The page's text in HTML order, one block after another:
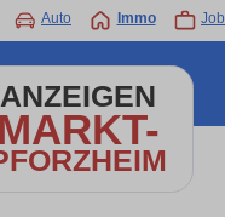
Auto Immo Job
ANZEIGEN
MARKT-